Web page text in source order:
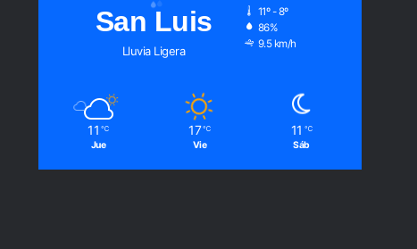
San Luis
Lluvia Ligera
11º - 8º
86%
9.5 km/h
11 ℃
Jue
17 ℃
Vie
11 ℃
Sáb